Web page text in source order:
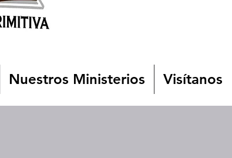
Nuestros Ministerios Visítanos